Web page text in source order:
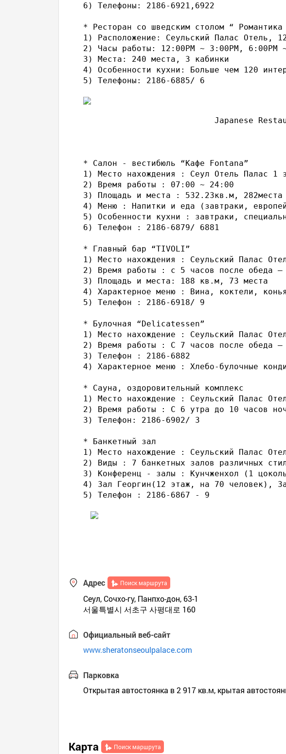
6) Телефоны: 2186-6921,6922
* Ресторан со шведским столом “ Романтика
1) Расположение: Сеульский Палас Отель,
2) Часы работы: 12:00PM ~ 3:00PM, 6:00PM
3) Места: 240 места, 3 кабинки
4) Особенности кухни: Больше чем 120
5) Телефоны: 2186-6885/ 6
Japanese
* Салон - вестибюль “Кафе Fontana”
1) Место нахождения : Сеул Отель Палас 1
2) Время работы : 07:00 ~ 24:00
3) Площадь и места : 532.23кв.м, 282места
4) Меню : Напитки и еда (завтраки,
5) Особенности кухни : завтраки,
6) Телефон : 2186-6879/ 6881
* Главный бар “TIVOLI”
1) Место нахождения : Сеульский Палас
2) Время работы : с 5 часов после обеда –
3) Площадь и места: 188 кв.м, 73 места
4) Характерное меню : Вина, коктели,
5) Телефон : 2186-6918/ 9
* Булочная “Delicatessen”
1) Место нахождение : Сеульский Палас
2) Время работы : С 7 часов после обеда –
3) Телефон : 2186-6882
4) Характерное меню : Хлебо-булочные
* Сауна, оздоровительный комплекс
1) Место нахождение : Сеульский Палас
2) Время работы : С 6 утра до 10 часов
3) Телефон: 2186-6902/ 3
* Банкетный зал
1) Место нахождение : Сеульский Палас
2) Виды : 7 банкетных залов различных
3) Конференц - залы : Кунчженхол (1
4) Зал Георгин(12 этаж, на 70 человек),
5) Телефон : 2186-6867 - 9
Адрес Поиск маршрута
Сеул, Сочхо-гу, Панпхо-дон, 63-1
서울특별시 서초구 사평대로 160
Официальный веб-сайт
www.sheratonseoulpalace.com
Парковка
Открытая автостоянка в 2 917 кв.м, крытая
Карта Поиск маршрута